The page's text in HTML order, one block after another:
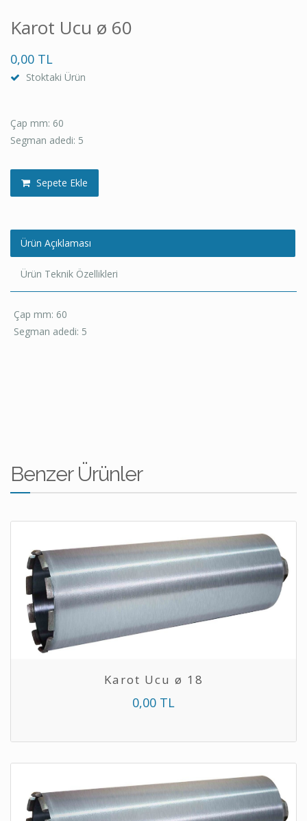
Karot Ucu ø 60
0,00 TL
Stoktaki Ürün
Çap mm: 60
Segman adedi: 5
Sepete Ekle
Ürün Açıklaması
Ürün Teknik Özellikleri
Çap mm: 60
Segman adedi: 5
Benzer Ürünler
Karot Ucu ø 18
0,00 TL